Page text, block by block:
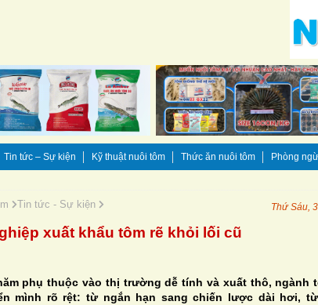
Tin tức – Sự kiện Kỹ thuật nuôi tôm Thức ăn nuôi tôm Phòng
Tin tức - Sự kiện Thứ Sáu,
xuất khẩu tôm rẽ khỏi lối cũ
phụ thuộc vào thị trường dễ tính và xuất thô, ngành
mình rõ rệt: từ ngắn hạn sang chiến lược dài hơi,